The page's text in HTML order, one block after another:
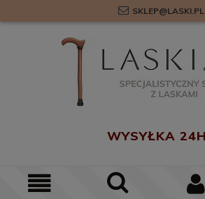
SKLEP@LASKI.PL